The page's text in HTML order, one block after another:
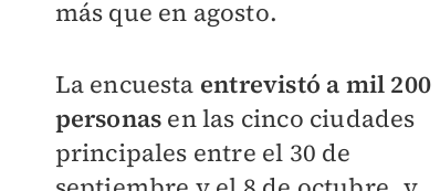
más que en agosto.
La encuesta entrevistó a mil 200
personas en las cinco ciudades
principales entre el 30 de